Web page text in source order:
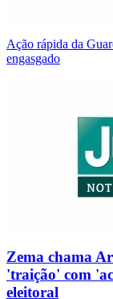
Ação rápida da
engasgado
Zema chama
'traição' com
eleitoral